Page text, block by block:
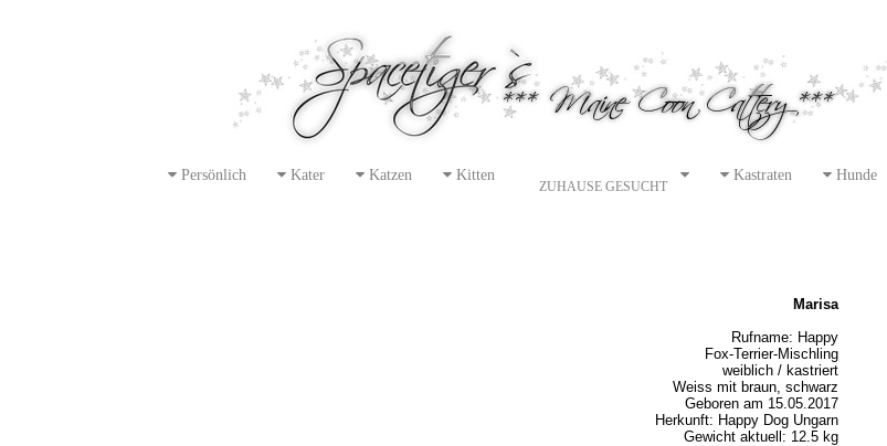
Persönlich Kater Katzen Kitten
ZUHAUSE GESUCHT
Kastraten Hunde
Marisa
Rufname: Happy
Fox-Terrier-Mischling
weiblich / kastriert
Weiss mit braun, schwarz
Geboren am 15.05.2017
Herkunft: Happy Dog Ungarn
Gewicht aktuell: 12.5 kg